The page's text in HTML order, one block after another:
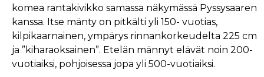
komea rantakivikko samassa näkymässä Pyssysaaren
kanssa. Itse mänty on pitkälti yli 150- vuotias,
kilpikaarnainen, ympärys rinnankorkeudelta 225 cm
ja ”kiharaoksainen”. Etelän männyt elävät noin 200-
vuotiaiksi, pohjoisessa jopa yli 500-vuotiaiksi.